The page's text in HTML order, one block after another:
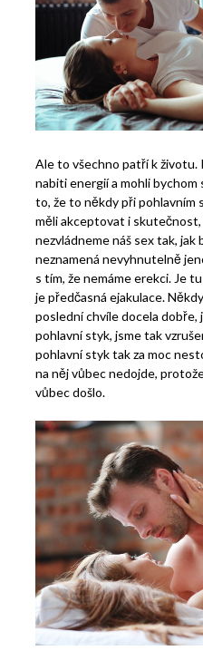
Ale to všechno patří k životu.
nabiti energií a mohli bychom
to, že to někdy při pohlavním
měli akceptovat i
nezvládneme náš sex tak, jak
neznamená nevyhnutelně
s tím, že nemáme erekci. Je
je předčasná ejakulace.
poslední chvíle docela dobře,
pohlavní styk, jsme tak
pohlavní styk tak za moc
na něj vůbec nedojde,
vůbec došlo.